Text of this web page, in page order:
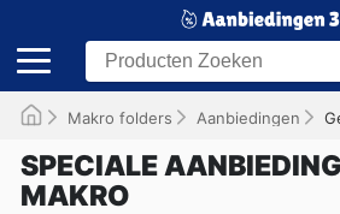
Makro folders Aanbiedingen
SPECIALE
MAKRO